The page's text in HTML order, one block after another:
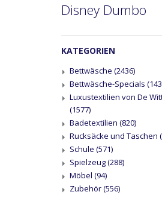
Disney Dumbo
KATEGORIEN
Bettwäsche (2436)
Bettwäsche-Specials
Luxustextilien von De
(1577)
Badetextilien (820)
Rucksäcke und Taschen
Schule (571)
Spielzeug(288)
Möbel (94)
Zubehör(556)